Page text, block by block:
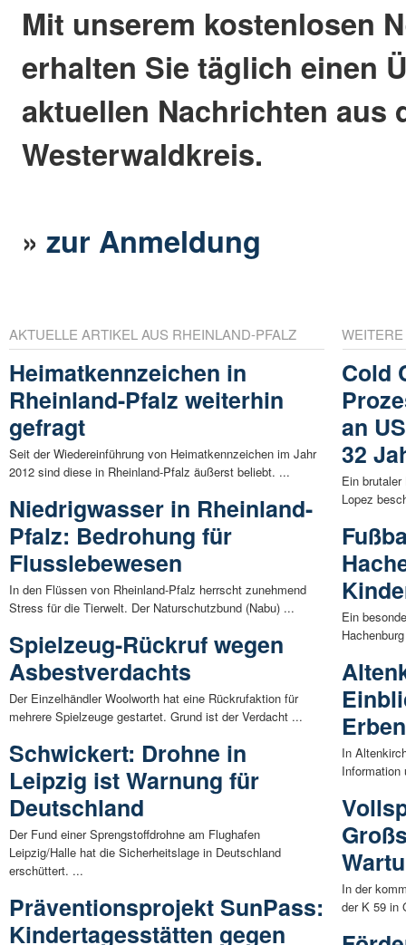
Mit unserem kostenlosen
erhalten Sie täglich einen
aktuellen Nachrichten aus
Westerwaldkreis.
»zur Anmeldung
AKTUELLE ARTIKEL AUS RHEINLAND-PFALZ
Heimatkennzeichen in
Rheinland-Pfalz weiterhin
gefragt
Seit der Wiedereinführung von Heimatkennzeichen im Jahr
2012 sind diese in Rheinland-Pfalz äußerst beliebt. ...
Niedrigwasser in Rheinland-
Pfalz: Bedrohung für
Flusslebewesen
In den Flüssen von Rheinland-Pfalz herrscht zunehmend
Stress für die Tierwelt. Der Naturschutzbund (Nabu) ...
Spielzeug-Rückruf wegen
Asbestverdachts
Der Einzelhändler Woolworth hat eine Rückrufaktion für
mehrere Spielzeuge gestartet. Grund ist der Verdacht ...
Schwickert: Drohne in
Leipzig ist Warnung für
Deutschland
Der Fund einer Sprengstoffdrohne am Flughafen
Leipzig/Halle hat die Sicherheitslage in Deutschland
erschüttert. ...
Präventionsprojekt SunPass:
Kindertagesstätten gegen
Cold
an
32
Ein
Lopez
Ein
In
Information
In der
der K 59 in